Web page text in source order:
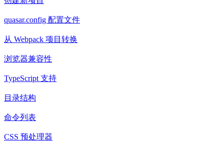
quasar.config 配置文件
从 Webpack 项目转换
浏览器兼容性
TypeScript 支持
目录结构
命令列表
CSS 预处理器